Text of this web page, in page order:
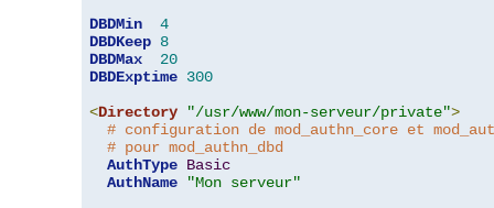
DBDMin
4
DBDKeep 8
DBDMax
20
DBDExptime 300
<Directory "/usr/www/mon-serveur/private">
# configuration de mod_authn_core et
# pour mod_authn_dbd
AuthType Basic
AuthName
"Mon serveur"